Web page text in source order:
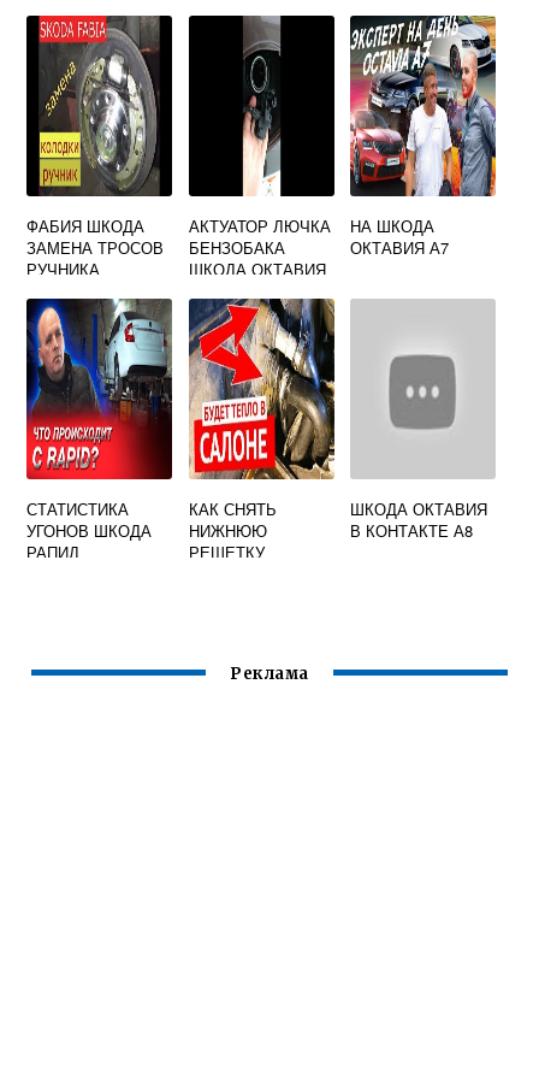
ФАБИЯ ШКОДА
ЗАМЕНА ТРОСОВ
РУЧНИКА
АКТУАТОР ЛЮЧКА
БЕНЗОБАКА
ШКОДА ОКТАВИЯ
НА ШКОДА
ОКТАВИЯ А7
СТАТИСТИКА
УГОНОВ ШКОДА
РАПИД
КАК СНЯТЬ
НИЖНЮЮ
РЕШЕТКУ
ШКОДА ОКТАВИЯ
В КОНТАКТЕ А8
Реклама